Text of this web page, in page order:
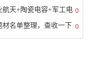
0
航天+陶瓷电容+军工电
0
材名单整理，查收一下